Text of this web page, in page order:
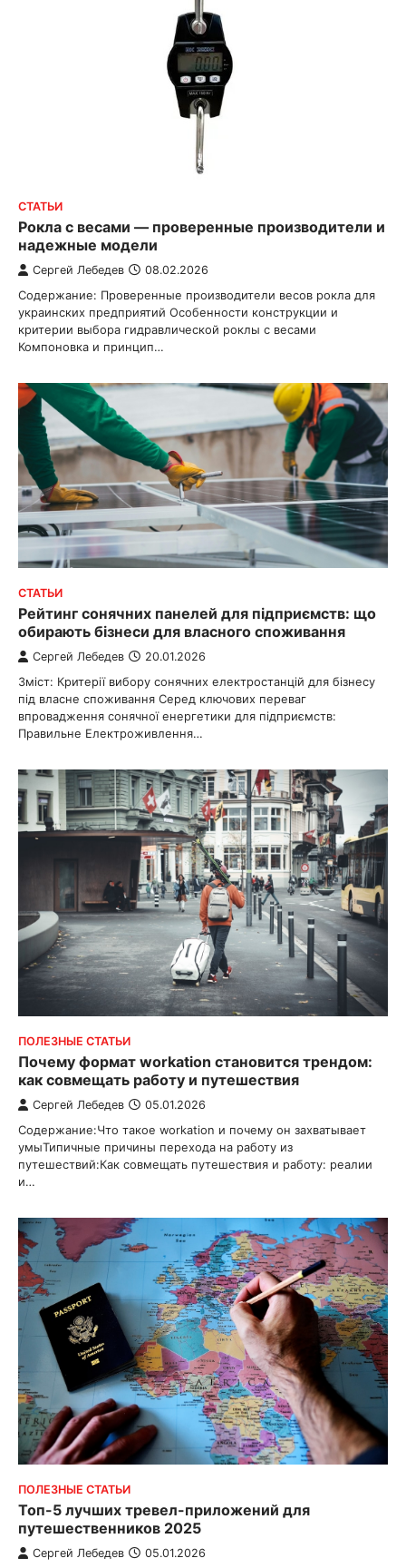
СТАТЬИ
Рокла с весами — проверенные производители и
надежные модели
Сергей Лебедев 08.02.2026
Содержание: Проверенные производители весов рокла для
украинских предприятий Особенности конструкции и
критерии выбора гидравлической роклы с весами
Компоновка и принцип…
СТАТЬИ
Рейтинг сонячних панелей для підприємств: що
обирають бізнеси для власного споживання
Сергей Лебедев 20.01.2026
Зміст: Критерії вибору сонячних електростанцій для бізнесу
під власне споживання Серед ключових переваг
впровадження сонячної енергетики для підприємств:
Правильне Електроживлення…
ПОЛЕЗНЫЕ СТАТЬИ
Почему формат workation становится трендом:
как совмещать работу и путешествия
Сергей Лебедев 05.01.2026
Содержание:Что такое workation и почему он захватывает
умыТипичные причины перехода на работу из
путешествий:Как совмещать путешествия и работу: реалии
и…
ПОЛЕЗНЫЕ СТАТЬИ
Топ-5 лучших тревел-приложений для
путешественников 2025
Сергей Лебедев 05.01.2026